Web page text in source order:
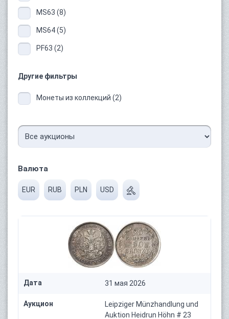
MS63 (8)
MS64 (5)
PF63 (2)
Другие фильтры
Монеты из коллекций (2)
Валюта
EUR RUB PLN USD
Дата 31 мая 2026
Аукцион
Leipziger Münzhandlung und
Auktion Heidrun Höhn # 23